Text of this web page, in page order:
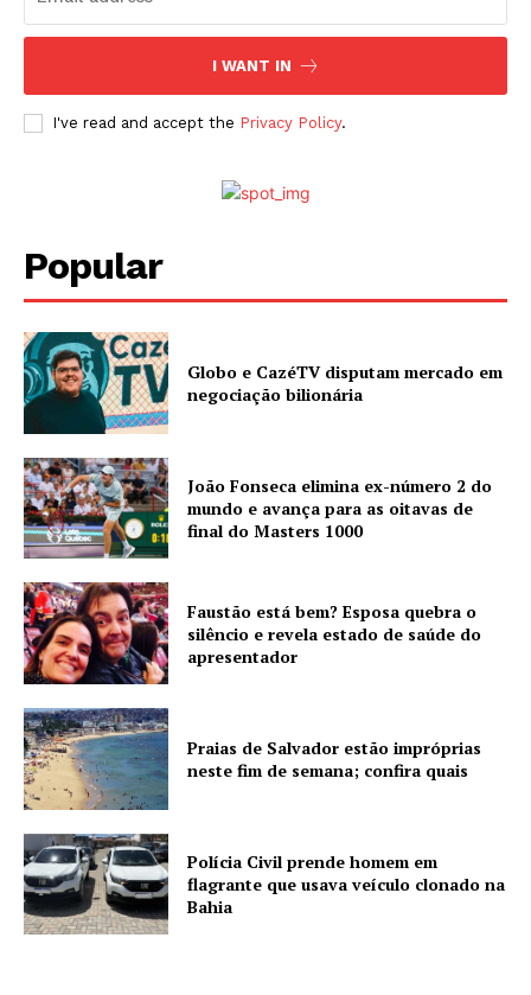
I WANT IN
I've read and accept the Privacy Policy.
Popular
Globo e CazéTV disputam mercado em
negociação bilionária
João Fonseca elimina ex-número 2 do
mundo e avança para as oitavas de
final do Masters 1000
Faustão está bem? Esposa quebra o
silêncio e revela estado de saúde do
apresentador
Praias de Salvador estão impróprias
neste fim de semana; confira quais
Polícia Civil prende homem em
flagrante que usava veículo clonado na
Bahia